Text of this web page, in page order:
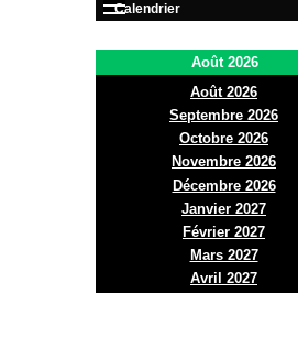
Calendrier
Août 2026
Août 2026
Septembre 2026
Octobre 2026
Novembre 2026
Décembre 2026
Janvier 2027
Février 2027
Mars 2027
Avril 2027
PRÉSENTATION
INFOS
ACCES
BAR ET
BILLETTERIE